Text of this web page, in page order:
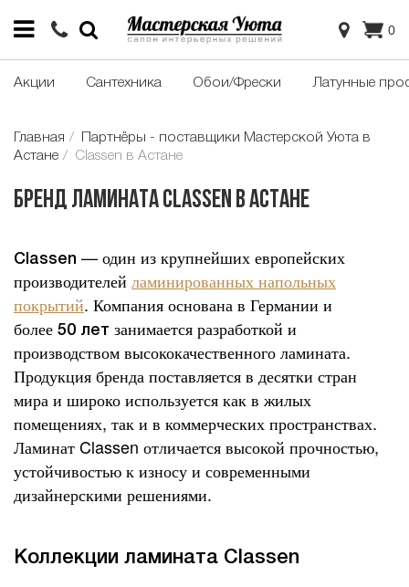
0
Акции Сантехника Обои/Фрески Латунные
Главная
Партнёры - поставщики Мастерской Уюта в
Астане
Classen в Астане
Бренд ламината Classen в Астане
Classen — один из крупнейших европейских
производителей ламинированных напольных
покрытий. Компания основана в Германии и
более 50 лет занимается разработкой и
производством высококачественного ламината.
Продукция бренда поставляется в десятки стран
мира и широко используется как в жилых
помещениях, так и в коммерческих пространствах.
Ламинат Classen отличается высокой прочностью,
устойчивостью к износу и современными
дизайнерскими решениями.
Коллекции ламината Classen